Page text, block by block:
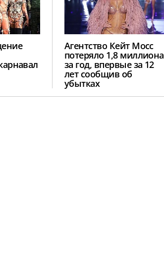
Агентство Кейт Мосс
потеряло 1,8 миллиона
за год, впервые за 12
лет сообщив об
убытках